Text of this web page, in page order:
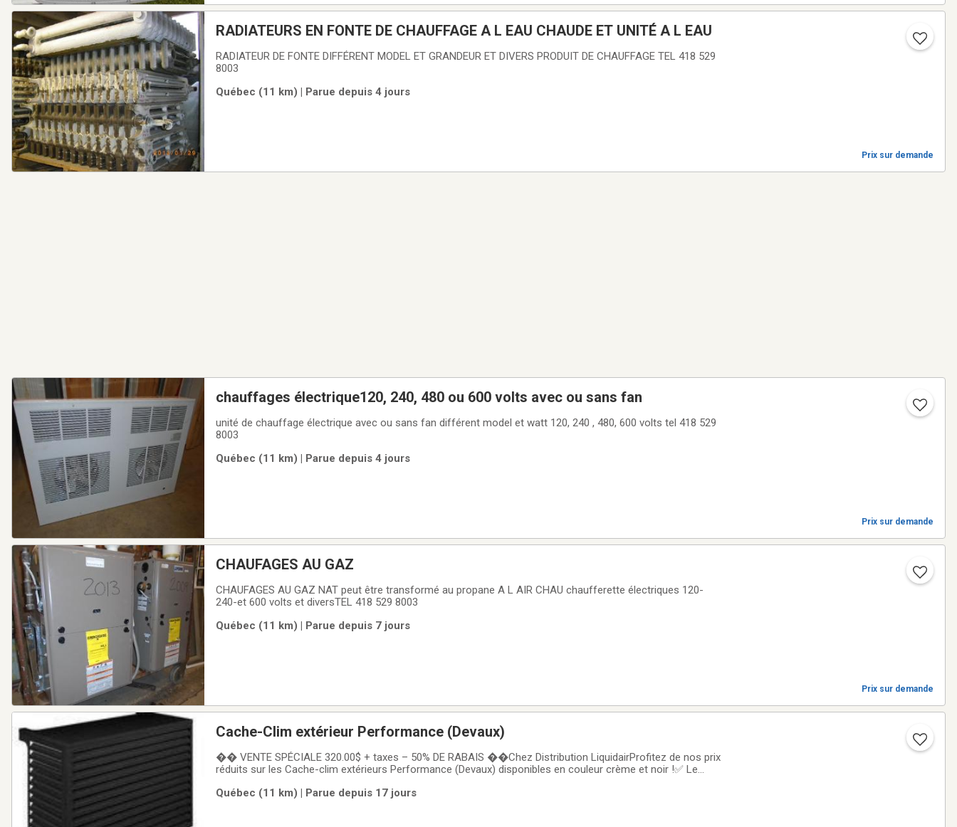
RADIATEURS EN FONTE DE CHAUFFAGE A L EAU CHAUDE ET UNITÉ A L EAU
RADIATEUR DE FONTE DIFFÉRENT MODEL ET GRANDEUR ET DIVERS PRODUIT DE CHAUFFAGE TEL 418 529
8003
Québec (11 km) | Parue depuis 4 jours
Prix sur demande
chauffages électrique120, 240, 480 ou 600 volts avec ou sans fan
unité de chauffage électrique avec ou sans fan différent model et watt 120, 240 , 480, 600 volts tel 418 529
8003
Québec (11 km) | Parue depuis 4 jours
Prix sur demande
CHAUFAGES AU GAZ
CHAUFAGES AU GAZ NAT peut être transformé au propane A L AIR CHAU chaufferette électriques 120-
240-et 600 volts et diversTEL 418 529 8003
Québec (11 km) | Parue depuis 7 jours
Prix sur demande
Cache-Clim extérieur Performance (Devaux)
�� VENTE SPÉCIALE 320.00$ + taxes – 50% DE RABAIS ��Chez Distribution LiquidairProfitez de nos prix
réduits sur les Cache-clim extérieurs Performance (Devaux) disponibles en couleur crème et noir !✅ Le
décorative à votre extérieur ou intérieur.✅ Le
Québec (11 km) | Parue depuis 17 jours